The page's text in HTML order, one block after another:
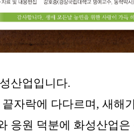
산업입니다.
자락에 다다르며, 새해
응원 덕분에 화성산업